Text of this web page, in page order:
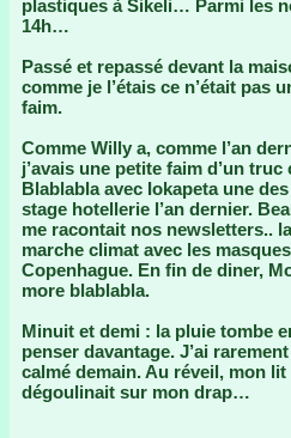
plastiques à Sikeli… Parmi les
14h…
Passé et repassé devant la
comme je l’étais ce n’était pas
faim.
Comme Willy a, comme l’an
j’avais une petite faim d’un
Blablabla avec Iokapeta une
stage hotellerie l’an dernier.
me racontait nos newsletters..
marche climat avec les
Copenhague. En fin de diner,
more blablabla.
Minuit et demi : la pluie tombe
penser davantage. J’ai
calmé demain. Au réveil, mon
dégoulinait sur mon drap…